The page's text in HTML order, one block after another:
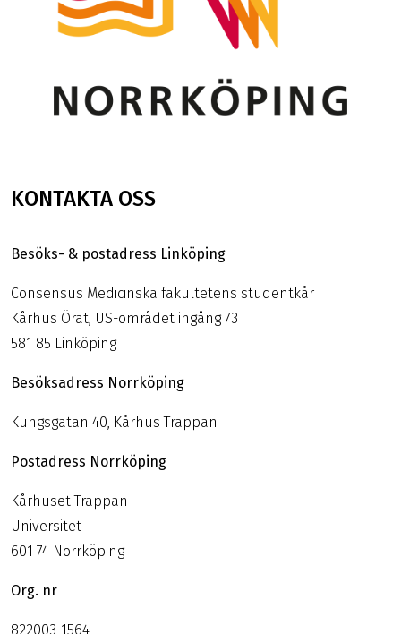
KONTAKTA OSS
Besöks- & postadress Linköping
Consensus Medicinska fakultetens studentkår
Kårhus Örat, US-området ingång 73
581 85 Linköping
Besöksadress Norrköping
Kungsgatan 40, Kårhus Trappan
Postadress Norrköping
Kårhuset Trappan
Universitet
601 74 Norrköping
Org. nr
822003-1564